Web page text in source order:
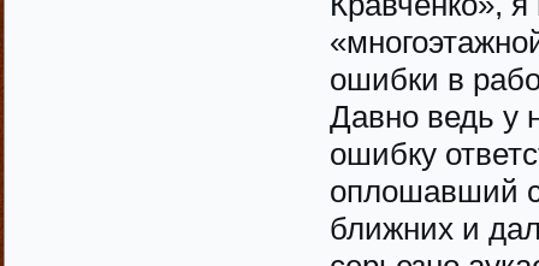
ошибки в
Давно ведь у
ошибку
оплошавший
ближних и